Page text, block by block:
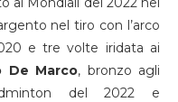
nel tiro con l’arco
e tre volte iridata ai
De Marco, bronzo agli
del 2022 e